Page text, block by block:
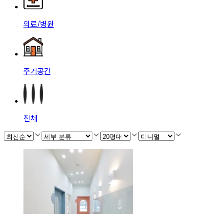
의료/병원
주거공간
전체